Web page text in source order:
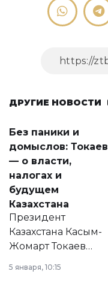
ДРУГИЕ НОВОСТИ
Без паники и
домыслов: Токаев
— о власти,
налогах и
будущем
Казахстана
Президент
Казахстана Касым-
Жомарт Токаев
сразу несколько
5 января, 10:15